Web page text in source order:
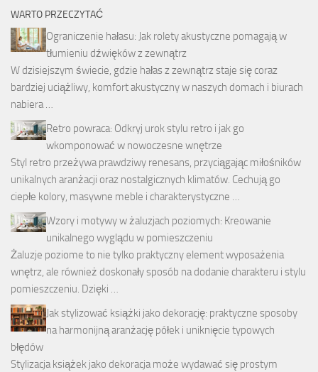
WARTO PRZECZYTAĆ
Ograniczenie hałasu: Jak rolety akustyczne pomagają w
tłumieniu dźwięków z zewnątrz
W dzisiejszym świecie, gdzie hałas z zewnątrz staje się coraz
bardziej uciążliwy, komfort akustyczny w naszych domach i biurach
nabiera …
Retro powraca: Odkryj urok stylu retro i jak go
wkomponować w nowoczesne wnętrze
Styl retro przeżywa prawdziwy renesans, przyciągając miłośników
unikalnych aranżacji oraz nostalgicznych klimatów. Cechują go
ciepłe kolory, masywne meble i charakterystyczne …
Wzory i motywy w żaluzjach poziomych: Kreowanie
unikalnego wyglądu w pomieszczeniu
Żaluzje poziome to nie tylko praktyczny element wyposażenia
wnętrz, ale również doskonały sposób na dodanie charakteru i stylu
pomieszczeniu. Dzięki …
Jak stylizować książki jako dekorację: praktyczne sposoby
na harmonijną aranżację półek i uniknięcie typowych
błędów
Stylizacja książek jako dekoracja może wydawać się prostym